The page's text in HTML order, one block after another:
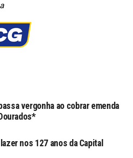
vergonha ao cobrar emenda
nos 127 anos da Capital